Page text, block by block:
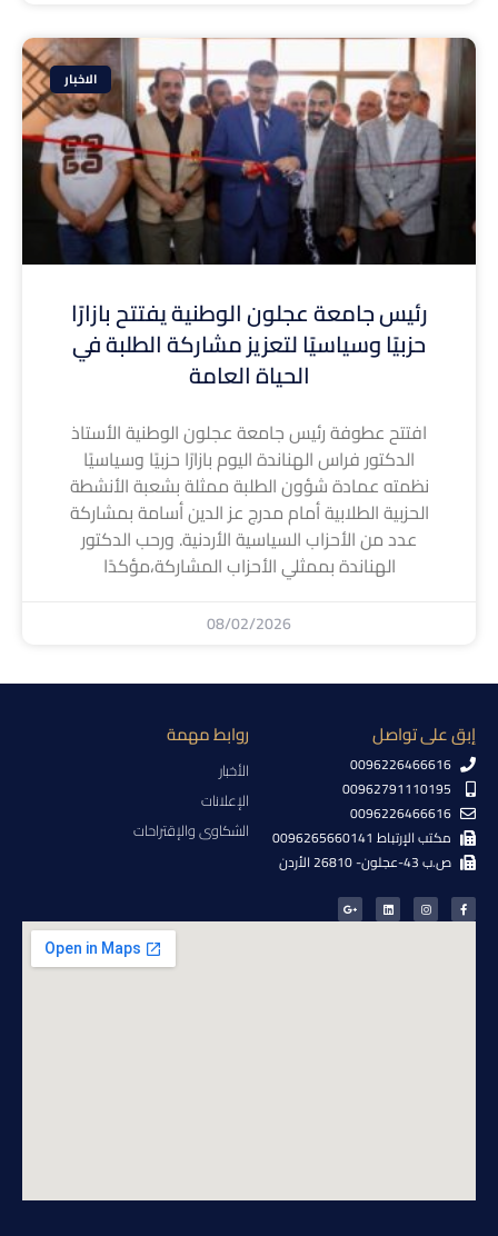
الاخبار
رئيس جامعة عجلون الوطنية يفتتح بازارًا
حزبيًا وسياسيًا لتعزيز مشاركة الطلبة في
الحياة العامة
افتتح عطوفة رئيس جامعة عجلون الوطنية الأستاذ
الدكتور فراس الهناندة اليوم بازارًا حزبيًا وسياسيًا
نظمته عمادة شؤون الطلبة ممثلة بشعبة الأنشطة
الحزبية الطلابية أمام مدرج عز الدين أسامة بمشاركة
عدد من الأحزاب السياسية الأردنية. ورحب الدكتور
الهناندة بممثلي الأحزاب المشاركة،مؤكدًا
08/02/2026
إبق على تواصل
0096226466616
00962791110195
0096226466616
مكتب الإرتباط 0096265660141
ص.ب 43-عجلون- 26810 الأردن
روابط مهمة
الأخبار
الإعلانات
الشكاوى والإقتراحات